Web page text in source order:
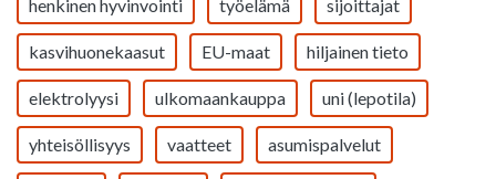
henkinen hyvinvointi työelämä sijoittajat
kasvihuonekaasut EU-maat hiljainen tieto
elektrolyysi ulkomaankauppa uni (lepotila)
yhteisöllisyys vaatteet asumispalvelut